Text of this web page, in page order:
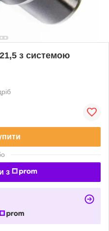
з системою
з